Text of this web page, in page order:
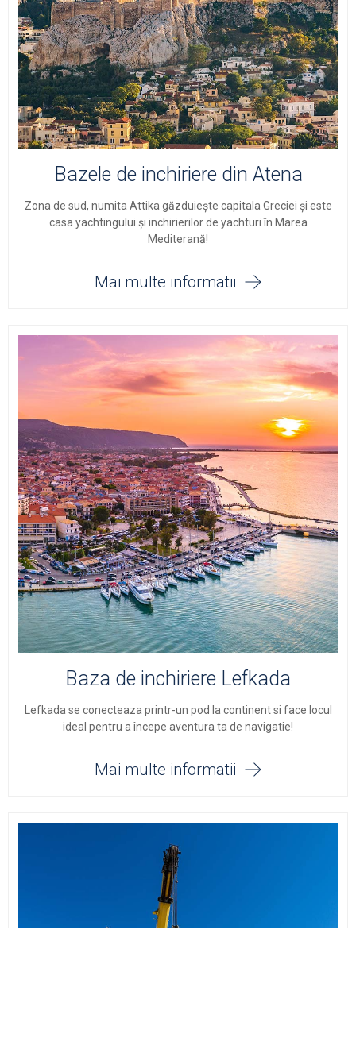
Bazele de inchiriere din Atena
Zona de sud, numita Attika găzduiește capitala Greciei și este
casa yachtingului și inchirierilor de yachturi în Marea
Mediterană!
Mai multe informatii
Baza de inchiriere Lefkada
Lefkada se conecteaza printr-un pod la continent si face locul
ideal pentru a începe aventura ta de navigatie!
Mai multe informatii